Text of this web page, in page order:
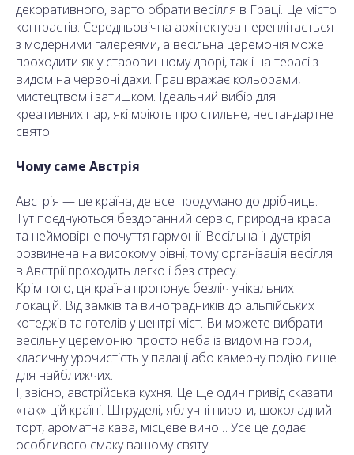
декоративного, варто обрати весілля в Граці. Це місто
контрастів. Середньовічна архітектура переплітається
з модерними галереями, а весільна церемонія може
проходити як у старовинному дворі, так і на терасі з
видом на червоні дахи. Грац вражає кольорами,
мистецтвом і затишком. Ідеальний вибір для
креативних пар, які мріють про стильне, нестандартне
свято.
Чому саме Австрія
Австрія — це країна, де все продумано до дрібниць.
Тут поєднуються бездоганний сервіс, природна краса
та неймовірне почуття гармонії. Весільна індустрія
розвинена на високому рівні, тому організація весілля
в Австрії проходить легко і без стресу.
Крім того, ця країна пропонує безліч унікальних
локацій. Від замків та виноградників до альпійських
котеджів та готелів у центрі міст. Ви можете вибрати
весільну церемонію просто неба із видом на гори,
класичну урочистість у палаці або камерну подію лише
для найближчих.
І, звісно, австрійська кухня. Це ще один привід сказати
«так» цій країні. Штруделі, яблучні пироги, шоколадний
торт, ароматна кава, місцеве вино… Усе це додає
особливого смаку вашому святу.